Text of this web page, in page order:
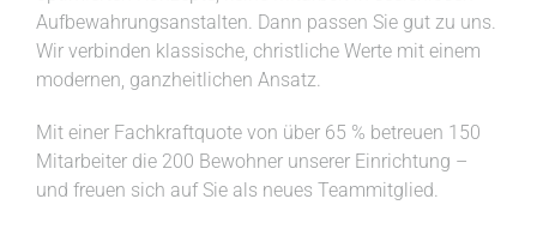
Neubau Spende
Kontakt
Aufbewahrungsanstalten. Dann passen Sie gut zu uns.
Wir verbinden klassische, christliche Werte mit einem
modernen, ganzheitlichen Ansatz.
Mit einer Fachkraftquote von über 65 % betreuen 150
Mitarbeiter die 200 Bewohner unserer Einrichtung –
und freuen sich auf Sie als neues Teammitglied.